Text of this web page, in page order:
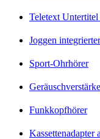
Teletext
Joggen
Sport-Ohrhörer
Funkkopfhörer